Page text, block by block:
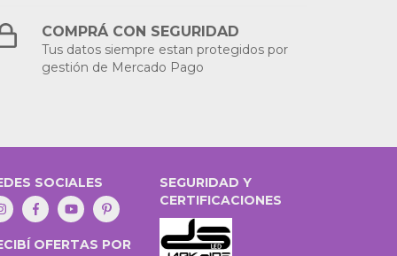
COMPRÁ CON SEGURIDAD
Tus datos siempre estan protegidos por
gestión de Mercado Pago
SOCIALES
OFERTAS POR
SEGURIDAD Y
CERTIFICACIONES